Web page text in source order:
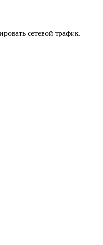
сетевой трафик.